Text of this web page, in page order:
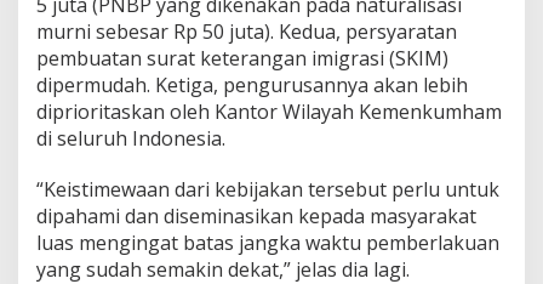
murni sebesar Rp 50 juta). Kedua, persyaratan
pembuatan surat keterangan imigrasi (SKIM)
dipermudah. Ketiga, pengurusannya akan lebih
diprioritaskan oleh Kantor Wilayah Kemenkumham
di seluruh Indonesia.
“Keistimewaan dari kebijakan tersebut perlu untuk
dipahami dan diseminasikan kepada masyarakat
luas mengingat batas jangka waktu pemberlakuan
yang sudah semakin dekat,” jelas dia lagi.